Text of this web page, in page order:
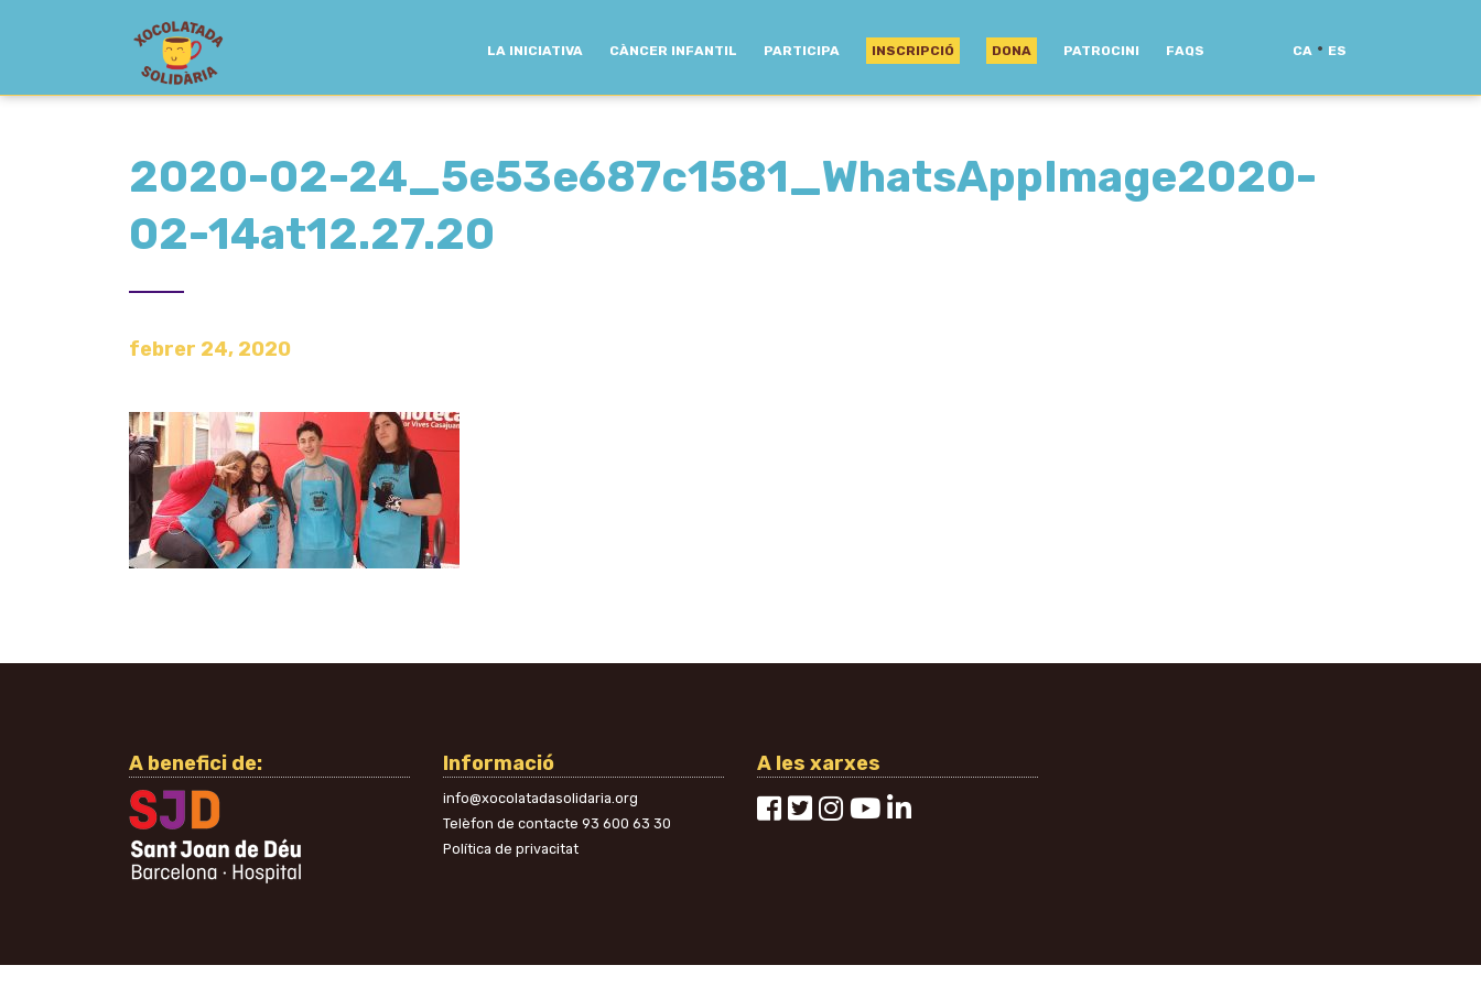
LA INICIATIVA CÀNCER INFANTIL PARTICIPA INSCRIPCIÓ DONA PATROCINI FAQS CA · ES
2020-02-24_5e53e687c1581_WhatsAppImage2020-
02-14at12.27.20
febrer 24, 2020
A benefici de: Informació
info@xocolatadasolidaria.org
Telèfon de contacte 93 600 63 30
Política de privacitat
A les xarxes